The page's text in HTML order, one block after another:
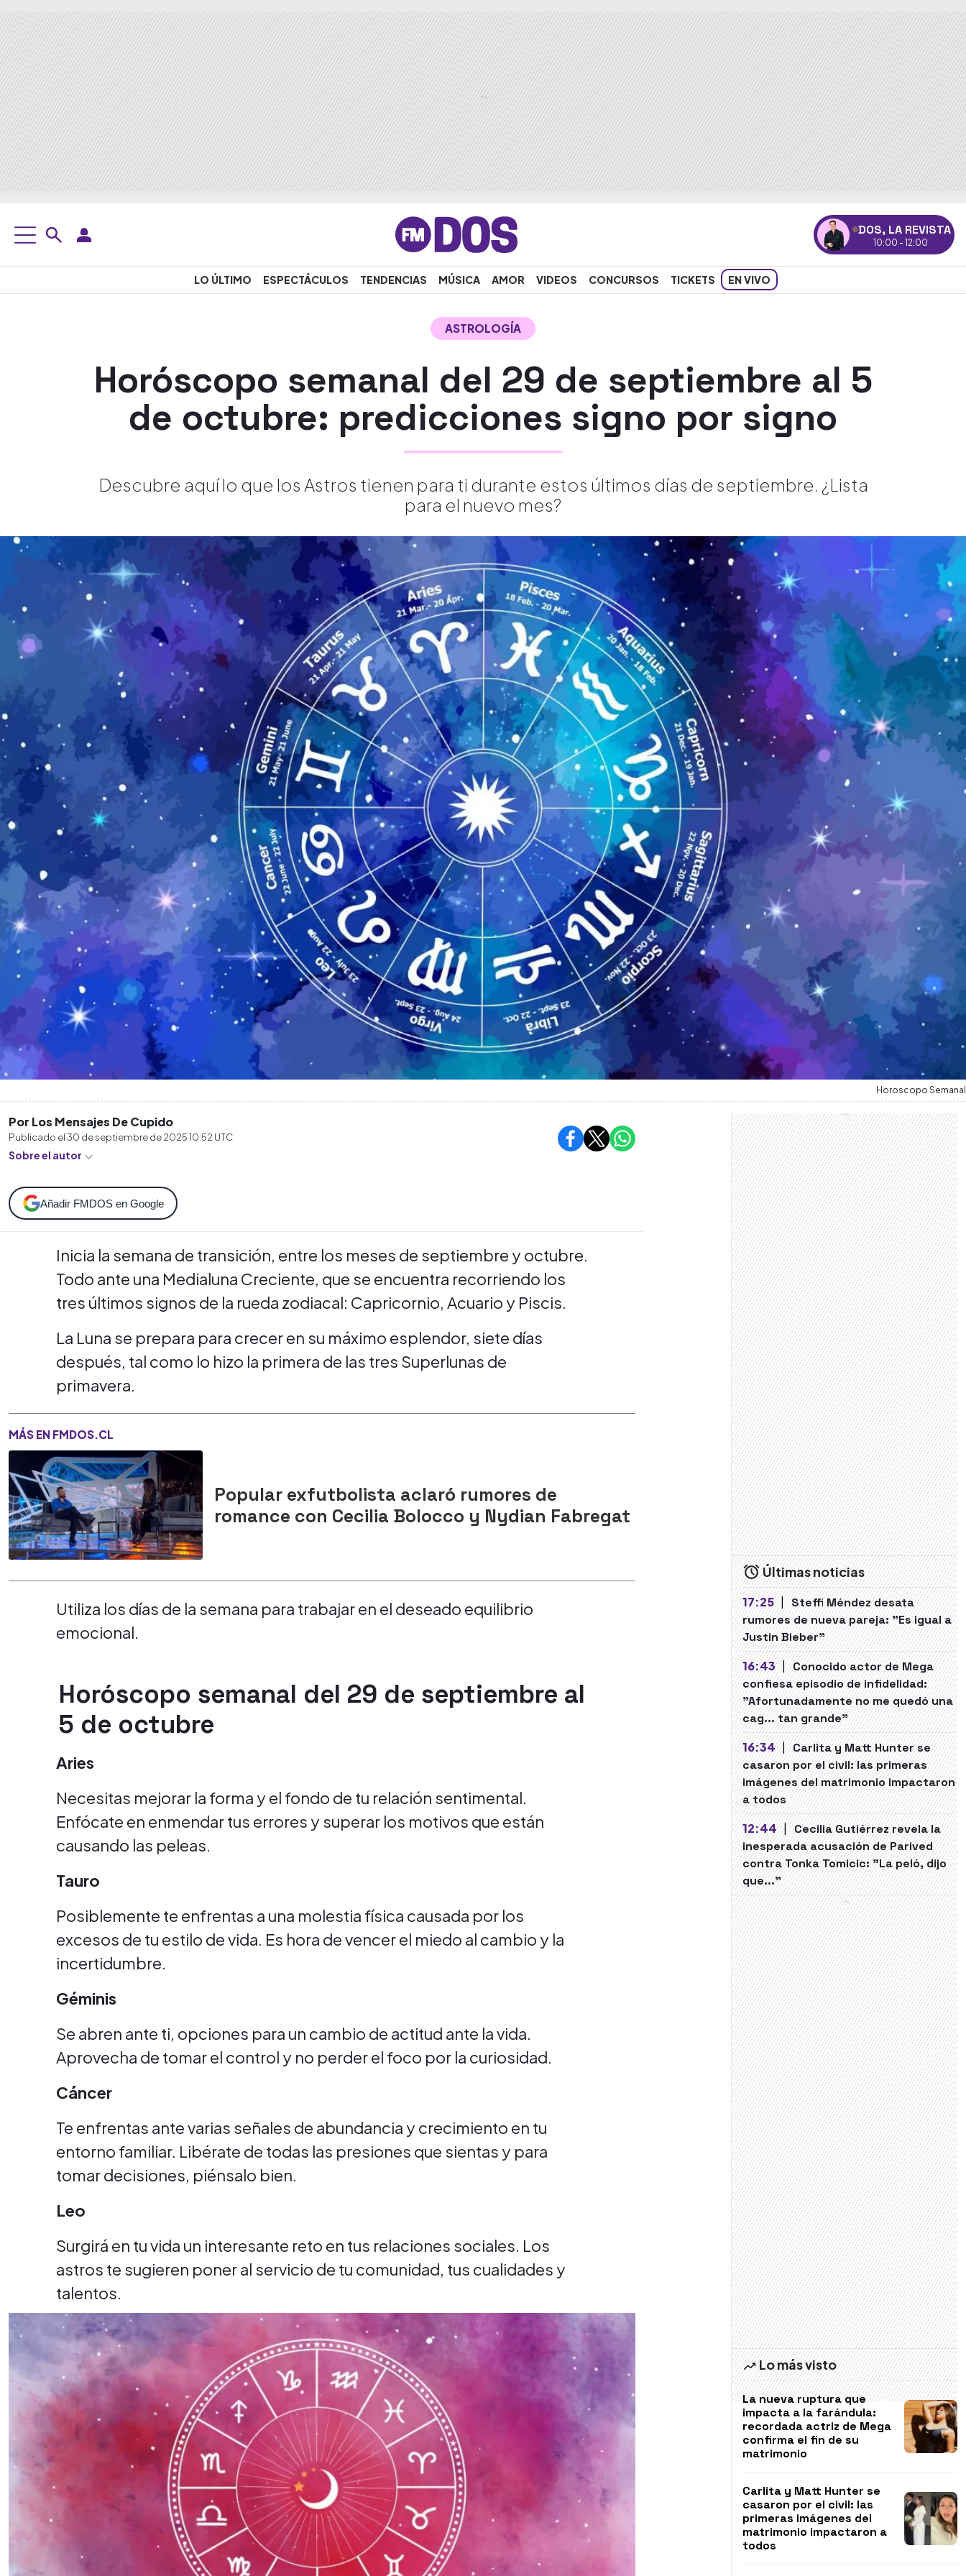
DOS, LA REVISTA
10:00 - 12:00
LO ÚLTIMO ESPECTÁCULOS TENDENCIAS MÚSICA AMOR VIDEOS CONCURSOS TICKETS EN VIVO
ASTROLOGÍA
Horóscopo semanal del 29 de septiembre al 5
de octubre: predicciones signo por signo
Descubre aquí lo que los Astros tienen para ti durante estos últimos días de septiembre. ¿Lista
para el nuevo mes?
Horoscopo Semanal
Por Los Mensajes De Cupido
Publicado el30 de septiembre de 2025 10:52 UTC
Sobre el autor
Añadir FMDOS en Google
Inicia la semana de transición, entre los meses de septiembre y octubre.
Todo ante una Medialuna Creciente, que se encuentra recorriendo los
tres últimos signos de la rueda zodiacal: Capricornio, Acuario y Piscis.
La Luna se prepara para crecer en su máximo esplendor, siete días
después, tal como lo hizo la primera de las tres Superlunas de
primavera.
MÁS EN FMDOS.CL
Popular exfutbolista aclaró rumores de
romance con Cecilia Bolocco y Nydian Fabregat
Utiliza los días de la semana para trabajar en el deseado equilibrio
emocional.
Horóscopo semanal del 29 de septiembre al
5 de octubre
Aries
Necesitas mejorar la forma y el fondo de tu relación sentimental.
Enfócate en enmendar tus errores y superar los motivos que están
causando las peleas.
Tauro
Posiblemente te enfrentas a una molestia física causada por los
excesos de tu estilo de vida. Es hora de vencer el miedo al cambio y la
incertidumbre.
Géminis
Se abren ante ti, opciones para un cambio de actitud ante la vida.
Aprovecha de tomar el control y no perder el foco por la curiosidad.
Cáncer
Te enfrentas ante varias señales de abundancia y crecimiento en tu
entorno familiar. Libérate de todas las presiones que sientas y para
tomar decisiones, piénsalo bien.
Leo
Surgirá en tu vida un interesante reto en tus relaciones sociales. Los
astros te sugieren poner al servicio de tu comunidad, tus cualidades y
talentos.
Últimas noticias
17:25 | Steffi Méndez desata
rumores de nueva pareja: "Es igual a
Justin Bieber"
16:43 | Conocido actor de Mega
confiesa episodio de infidelidad:
"Afortunadamente no me quedó una
cag... tan grande"
16:34 | Carlita y Matt Hunter se
casaron por el civil: las primeras
imágenes del matrimonio impactaron
a todos
12:44 | Cecilia Gutiérrez revela la
inesperada acusación de Parived
contra Tonka Tomicic: "La peló, dijo
que..."
Lo más visto
La nueva ruptura que
impacta a la farándula:
recordada actriz de Mega
confirma el fin de su
matrimonio
Carlita y Matt Hunter se
casaron por el civil: las
primeras imágenes del
matrimonio impactaron a
todos